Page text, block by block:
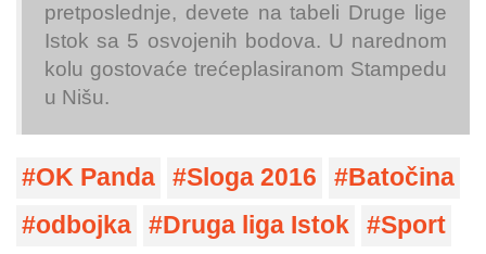
pretposlednje, devete na tabeli Druge lige
Istok sa 5 osvojenih bodova. U narednom
kolu gostovaće trećeplasiranom Stampedu
u Nišu.
OK Panda Sloga 2016
Batočina
odbojka
Druga liga Istok Sport